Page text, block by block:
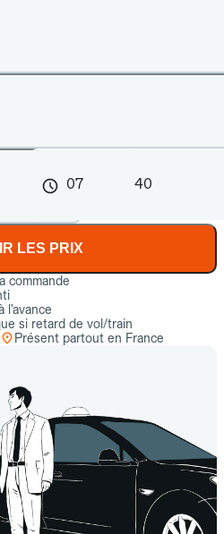
07 40
LES PRIX
commande
l’avance
si retard de vol/train
Présent partout en France